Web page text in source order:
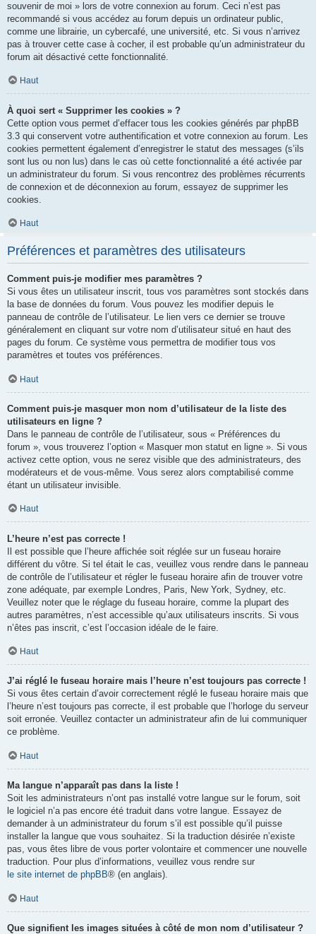
souvenir de moi » lors de votre connexion au forum. Ceci n’est pas
recommandé si vous accédez au forum depuis un ordinateur public,
comme une librairie, un cybercafé, une université, etc. Si vous n’arrivez
pas à trouver cette case à cocher, il est probable qu’un administrateur du
forum ait désactivé cette fonctionnalité.
Haut
À quoi sert « Supprimer les cookies » ?
Cette option vous permet d’effacer tous les cookies générés par phpBB
3.3 qui conservent votre authentification et votre connexion au forum. Les
cookies permettent également d’enregistrer le statut des messages (s’ils
sont lus ou non lus) dans le cas où cette fonctionnalité a été activée par
un administrateur du forum. Si vous rencontrez des problèmes récurrents
de connexion et de déconnexion au forum, essayez de supprimer les
cookies.
Haut
Préférences et paramètres des utilisateurs
Comment puis-je modifier mes paramètres ?
Si vous êtes un utilisateur inscrit, tous vos paramètres sont stockés dans
la base de données du forum. Vous pouvez les modifier depuis le
panneau de contrôle de l’utilisateur. Le lien vers ce dernier se trouve
généralement en cliquant sur votre nom d’utilisateur situé en haut des
pages du forum. Ce système vous permettra de modifier tous vos
paramètres et toutes vos préférences.
Haut
Comment puis-je masquer mon nom d’utilisateur de la liste des
utilisateurs en ligne ?
Dans le panneau de contrôle de l’utilisateur, sous « Préférences du
forum », vous trouverez l’option « Masquer mon statut en ligne ». Si vous
activez cette option, vous ne serez visible que des administrateurs, des
modérateurs et de vous-même. Vous serez alors comptabilisé comme
étant un utilisateur invisible.
Haut
L’heure n’est pas correcte !
Il est possible que l’heure affichée soit réglée sur un fuseau horaire
différent du vôtre. Si tel était le cas, veuillez vous rendre dans le panneau
de contrôle de l’utilisateur et régler le fuseau horaire afin de trouver votre
zone adéquate, par exemple Londres, Paris, New York, Sydney, etc.
Veuillez noter que le réglage du fuseau horaire, comme la plupart des
autres paramètres, n’est accessible qu’aux utilisateurs inscrits. Si vous
n’êtes pas inscrit, c’est l’occasion idéale de le faire.
Haut
J’ai réglé le fuseau horaire mais l’heure n’est toujours pas correcte !
Si vous êtes certain d’avoir correctement réglé le fuseau horaire mais que
l’heure n’est toujours pas correcte, il est probable que l’horloge du serveur
soit erronée. Veuillez contacter un administrateur afin de lui communiquer
ce problème.
Haut
Ma langue n’apparaît pas dans la liste !
Soit les administrateurs n’ont pas installé votre langue sur le forum, soit
le logiciel n’a pas encore été traduit dans votre langue. Essayez de
demander à un administrateur du forum s’il est possible qu’il puisse
installer la langue que vous souhaitez. Si la traduction désirée n’existe
pas, vous êtes libre de vous porter volontaire et commencer une nouvelle
traduction. Pour plus d’informations, veuillez vous rendre sur
le site internet de phpBB® (en anglais).
Haut
Que signifient les images situées à côté de mon nom d’utilisateur ?